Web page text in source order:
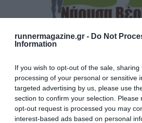
runnermagazine.gr - Do Not
Information
If you wish to opt-out of the sale,
processing of your personal or sensitive
targeted advertising by us, please use
section to confirm your selection. Please
opt-out request is processed you may
interest-based ads based on personal
Το promo video του 8ου
Ο αγώνας πλησιάζει…